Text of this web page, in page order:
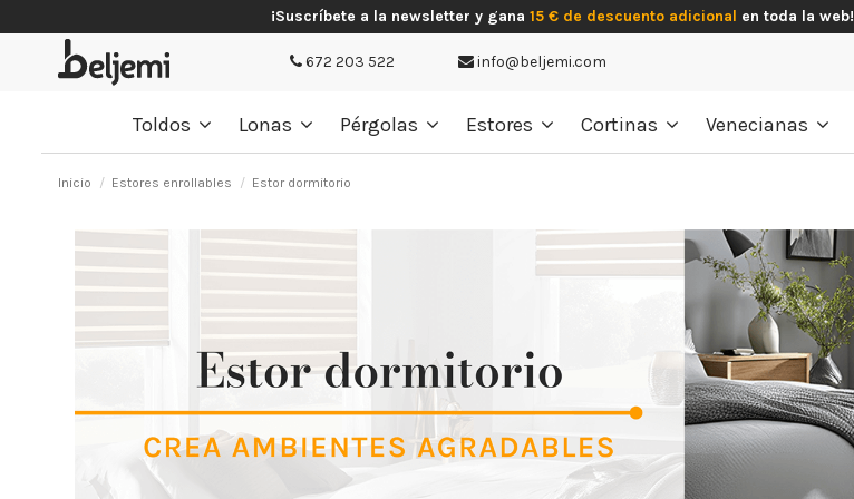
¡Suscríbete a la newsletter y gana 15 € de descuento adicional en toda la web!
672 203 522 info@beljemi.com
Toldos Lonas Pérgolas Estores Cortinas Venecianas
Inicio Estores enrollables Estor dormitorio